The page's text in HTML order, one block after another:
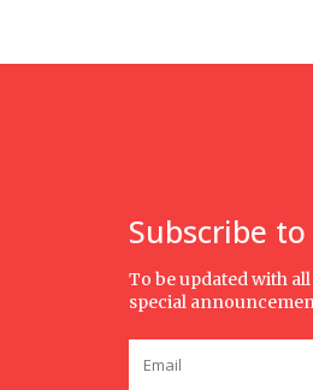
Subscribe
To be updated with
special